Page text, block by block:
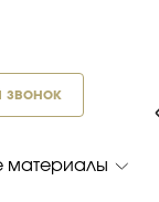
звонок
материалы